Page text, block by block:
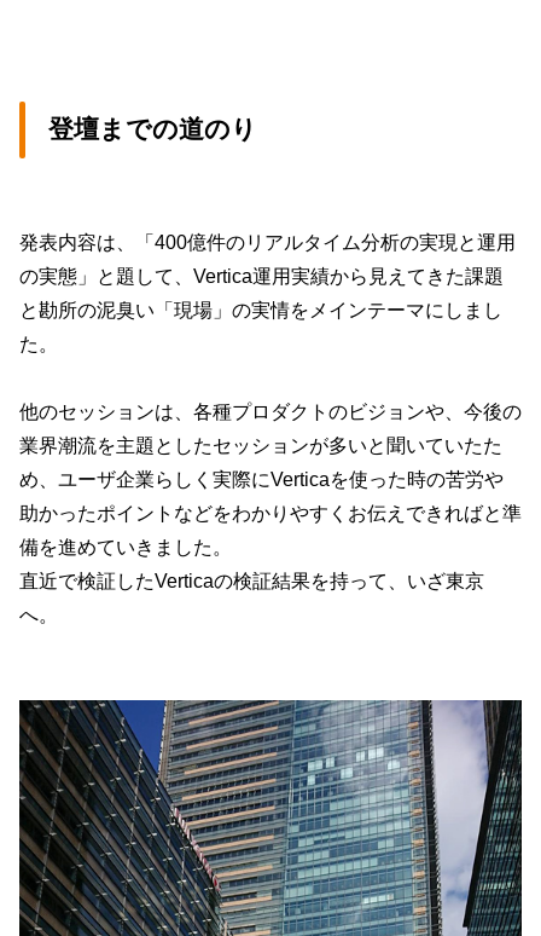
登壇までの道のり
発表内容は、「400億件のリアルタイム分析の実現と運用
の実態」と題して、Vertica運用実績から見えてきた課題
と勘所の泥臭い「現場」の実情をメインテーマにしまし
た。
他のセッションは、各種プロダクトのビジョンや、今後の
業界潮流を主題としたセッションが多いと聞いていたた
め、ユーザ企業らしく実際にVerticaを使った時の苦労や
助かったポイントなどをわかりやすくお伝えできればと準
備を進めていきました。
直近で検証したVerticaの検証結果を持って、いざ東京
へ。